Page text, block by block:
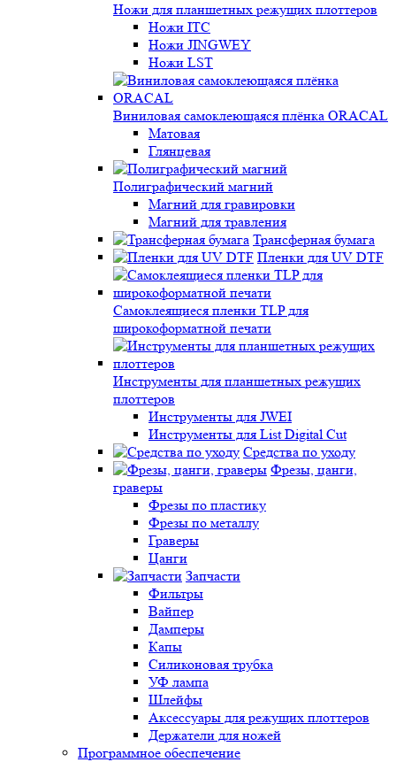
Ножи для планшетных режущих плоттеров
Ножи ITC
Ножи JINGWEY
Ножи LST
Виниловая самоклеющаяся плёнка ORACAL
Матовая
Глянцевая
Полиграфический магний
Магний для гравировки
Магний для травления
Трансферная бумага
Пленки для UV DTF
Самоклеящиеся пленки TLP для
широкоформатной печати
Инструменты для планшетных режущих
плоттеров
Инструменты для JWEI
Инструменты для List Digital Cut
Средства по уходу
Фрезы, цанги,
граверы
Фрезы по пластику
Фрезы по металлу
Граверы
Цанги
Запчасти
Фильтры
Вайпер
Дамперы
Капы
Силиконовая трубка
УФ лампа
Шлейфы
Аксессуары для режущих плоттеров
Держатели для ножей
Программное обеспечение